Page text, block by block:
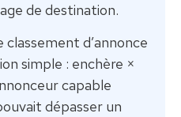
de destination.
classement d’annonce
simple : enchère ×
capable
dépasser un